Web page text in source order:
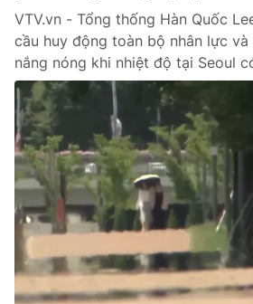
Emagazine
Photo
Video Shorts
VTV Money VTV
VTV Sức khoẻ Bất
Thị trường 24h Tấm
VTV.vn - Tổng thống Hàn Quốc
cầu huy động toàn bộ nhân lực
nắng nóng khi nhiệt độ tại Seoul